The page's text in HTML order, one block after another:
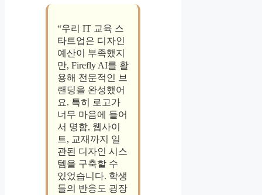
“우리 IT 교육 스
타트업은 디자인
예산이 부족했지
만, Firefly AI를 활
용해 전문적인 브
랜딩을 완성했어
요. 특히 로고가
너무 마음에 들어
서 명함, 웹사이
트, 교재까지 일
관된 디자인 시스
템을 구축할 수
있었습니다. 학생
들의 반응도 굉장